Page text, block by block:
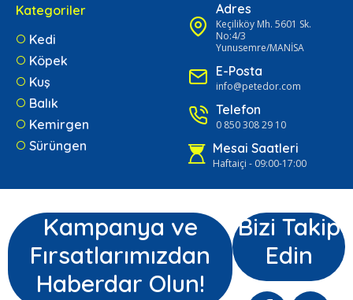
Kategoriler
Kedi
Köpek
Kuş
Balık
Kemirgen
Sürüngen
Adres
Keçiliköy Mh. 5601 Sk.
No:4/3
Yunusemre/MANİSA
E-Posta
info@petedor.com
Telefon
0 850 308 29 10
Mesai Saatleri
Haftaiçi - 09:00-17:00
Kampanya ve
Fırsatlarımızdan
Haberdar Olun!
Bizi Takip
Edin